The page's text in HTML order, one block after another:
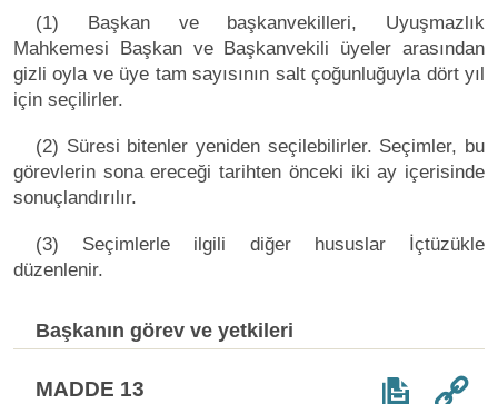
(1) Başkan ve başkanvekilleri, Uyuşmazlık
Mahkemesi Başkan ve Başkanvekili üyeler arasından
gizli oyla ve üye tam sayısının salt çoğunluğuyla dört yıl
için seçilirler.
(2) Süresi bitenler yeniden seçilebilirler. Seçimler, bu
görevlerin sona ereceği tarihten önceki iki ay içerisinde
sonuçlandırılır.
(3) Seçimlerle ilgili diğer hususlar İçtüzükle
düzenlenir.
Başkanın görev ve yetkileri
MADDE 13